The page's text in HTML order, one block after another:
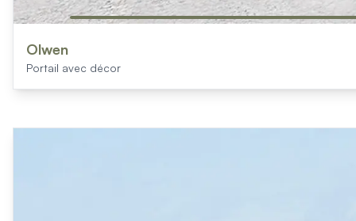
Olwen
Portail avec décor